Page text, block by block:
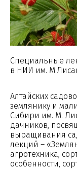
Специальные
в НИИ им.
Алтайских
землянику и
Сибири им. М.
дачников,
выращивания
лекций –
агротехника,
особенности,